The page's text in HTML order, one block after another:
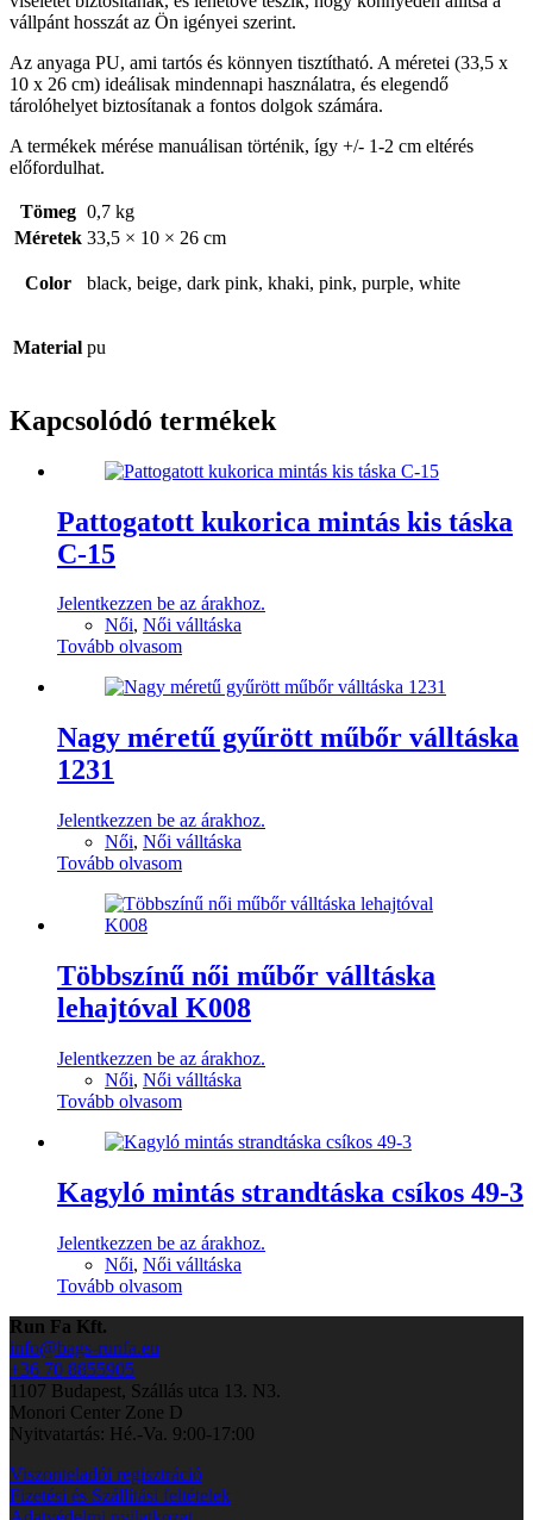
vállpánt hosszát az Ön igényei szerint.
Az anyaga PU, ami tartós és könnyen tisztítható. A méretei (33,5 x
10 x 26 cm) ideálisak mindennapi használatra, és elegendő
tárolóhelyet biztosítanak a fontos dolgok számára.
A termékek mérése manuálisan történik, így +/- 1-2 cm eltérés
előfordulhat.
Tömeg 0,7 kg
Méretek 33,5 × 10 × 26 cm
Color black, beige, dark pink, khaki, pink, purple, white
Material pu
Kapcsolódó termékek
Pattogatott kukorica mintás kis táska
C-15
Jelentkezzen be az árakhoz.
Női, Női válltáska
Tovább olvasom
Nagy méretű gyűrött műbőr válltáska
1231
Jelentkezzen be az árakhoz.
Női, Női válltáska
Tovább olvasom
Többszínű női műbőr válltáska
lehajtóval K008
Jelentkezzen be az árakhoz.
Női, Női válltáska
Tovább olvasom
Kagyló mintás strandtáska csíkos 49-3
Jelentkezzen be az árakhoz.
Női, Női válltáska
Tovább olvasom
Run Fa Kft.
info@bags-runfa.eu
+36 70 8855905
1107 Budapest, Szállás utca 13. N3.
Monori Center Zone D
Nyitvatartás: Hé.-Va. 9:00-17:00
Viszonteladói regisztráció
Fizetési és Szállítási feltételek